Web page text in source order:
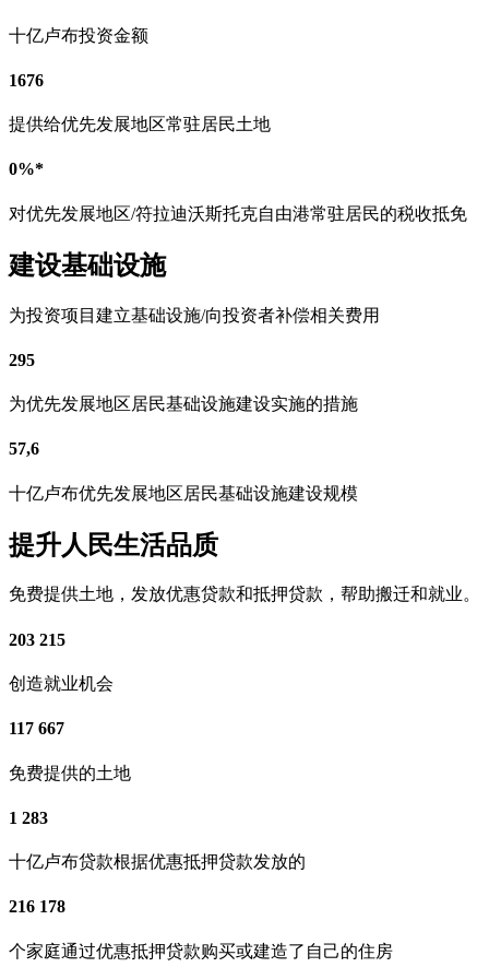
十亿卢布投资金额
1676
提供给优先发展地区常驻居民土地
0%*
对优先发展地区/符拉迪沃斯托克自由港常驻居民的税收抵免
建设基础设施
为投资项目建立基础设施/向投资者补偿相关费用
295
为优先发展地区居民基础设施建设实施的措施
57,6
十亿卢布优先发展地区居民基础设施建设规模
提升人民生活品质
免费提供土地，发放优惠贷款和抵押贷款，帮助搬迁和就业。
203 215
创造就业机会
117 667
免费提供的土地
1 283
十亿卢布贷款根据优惠抵押贷款发放的
216 178
个家庭通过优惠抵押贷款购买或建造了自己的住房